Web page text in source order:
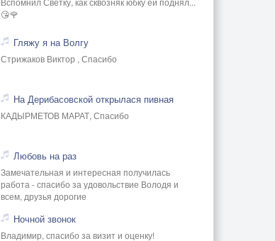
😘🌹
Гляжу я на Волгу
Стрижаков Виктор , Спасибо
На Дерибасовской открылася пивная
КАДЫРМЕТОВ МАРАТ, Спасибо
Любовь на раз
Замечательная и интересная получилась
работа - спасибо за удовольствие Володя и
всем, друзья дорогие
Ночной звонок
Владимир, спасибо за визит и оценку!